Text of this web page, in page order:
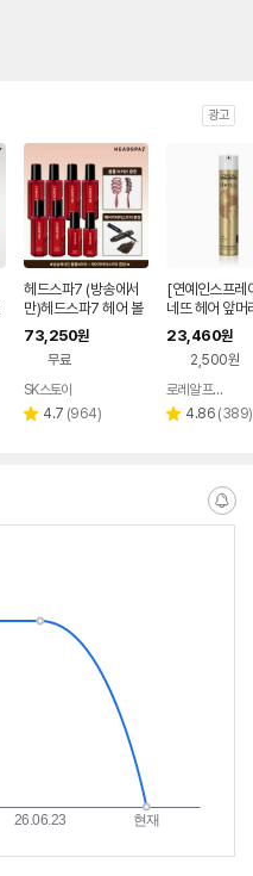
광고
헤드스파7 (방송에서
만)헤드스파7 헤어 볼
륨스타일러 레드 에디
션 더블 패키지 (볼륨
브러쉬 + 헤어 마스카
라)
73,250원
무료
버페
SK스토아
별 4.7 리
(964)
[연예인스프레
네뜨 헤어 앞머
스프레이
서 무광 볼륨
PRAY
23,460원
2,500원
로레알 프로페셔널 파리
별 4.86 리
(389)
알